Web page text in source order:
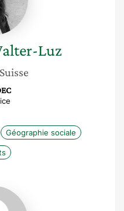
Luz
Géographie sociale